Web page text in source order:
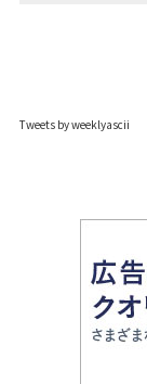
Tweets by weeklyascii